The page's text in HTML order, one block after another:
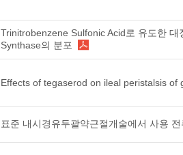
Trinitrobenzene Sulfonic Acid로 유도한
Synthase의 분포
Effects of tegaserod on ileal peristalsis of
표준 내시경유두괄약근절개술에서 사용